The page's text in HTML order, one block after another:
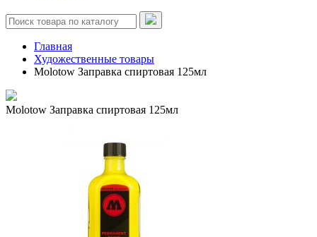
Главная
Художественные товары
Molotow Заправка спиртовая 125мл
Molotow Заправка спиртовая 125мл